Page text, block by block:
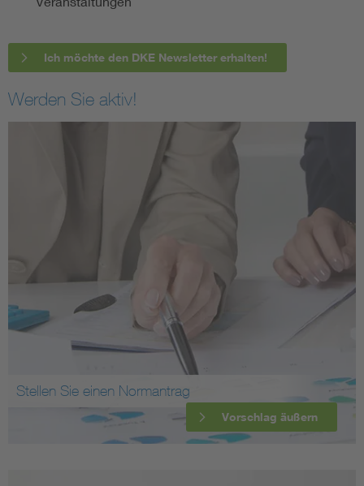
Ich möchte den DKE Newsletter erhalten!
Werden Sie aktiv!
Stellen Sie einen Normantrag
Vorschlag äußern